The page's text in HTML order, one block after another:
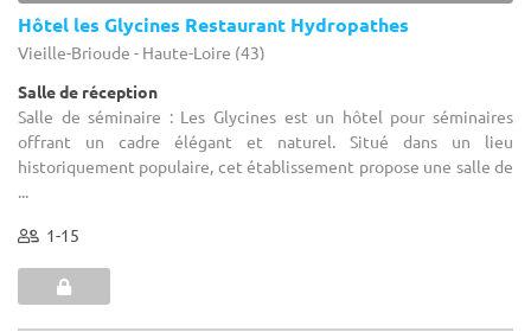
Hôtel les Glycines Restaurant Hydropathes
Vieille-Brioude - Haute-Loire (43)
Salle de réception
Salle de séminaire : Les Glycines est un hôtel pour séminaires
offrant un cadre élégant et naturel. Situé dans un lieu
historiquement populaire, cet établissement propose une salle de
1-15